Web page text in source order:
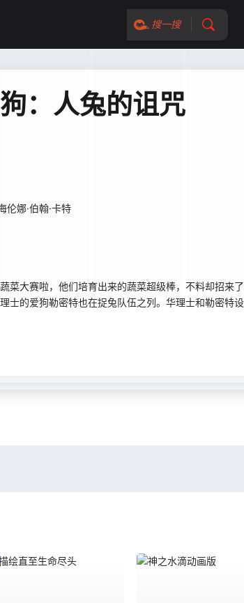
搜一搜
：人兔的诅咒
伦娜·伯翰·卡特
大赛啦，他们培育出来的蔬菜超级棒，不料却招来
士的爱狗勒密特也在捉兔队伍之列。华理士和勒密特